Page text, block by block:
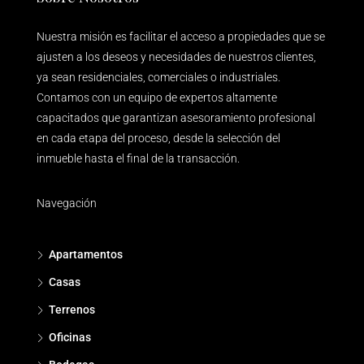
Nuestra misión es facilitar el acceso a propiedades que se
ajusten a los deseos y necesidades de nuestros clientes,
ya sean residenciales, comerciales o industriales.
Contamos con un equipo de expertos altamente
capacitados que garantizan asesoramiento profesional
en cada etapa del proceso, desde la selección del
inmueble hasta el final de la transacción.
Navegación
Apartamentos
Casas
Terrenos
Oficinas